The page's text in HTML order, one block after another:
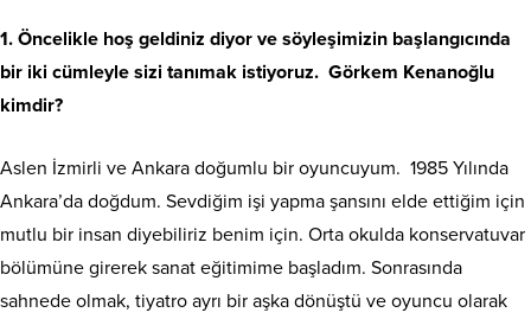
1. Öncelikle hoş geldiniz diyor ve söyleşimizin başlangıcında
bir iki cümleyle sizi tanımak istiyoruz. Görkem Kenanoğlu
kimdir?
Aslen İzmirli ve Ankara doğumlu bir oyuncuyum. 1985 Yılında
Ankara’da doğdum. Sevdiğim işi yapma şansını elde ettiğim için
mutlu bir insan diyebiliriz benim için. Orta okulda konservatuvar
bölümüne girerek sanat eğitimime başladım. Sonrasında
sahnede olmak, tiyatro ayrı bir aşka dönüştü ve oyuncu olarak